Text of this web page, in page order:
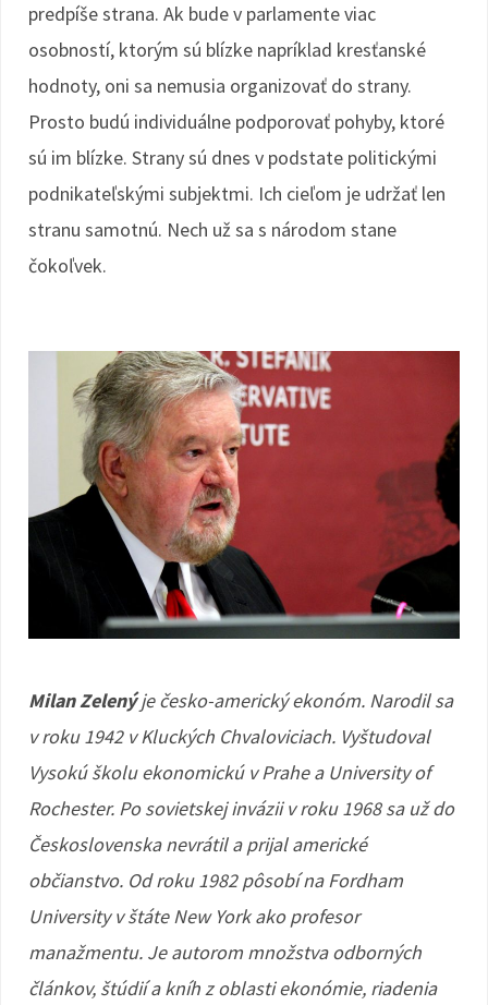
predpíše strana. Ak bude v parlamente viac
osobností, ktorým sú blízke napríklad kresťanské
hodnoty, oni sa nemusia organizovať do strany.
Prosto budú individuálne podporovať pohyby, ktoré
sú im blízke. Strany sú dnes v podstate politickými
podnikateľskými subjektmi. Ich cieľom je udržať len
stranu samotnú. Nech už sa s národom stane
čokoľvek.
Milan Zelenýje česko-americký ekonóm. Narodil sa
v roku 1942 v Kluckých Chvaloviciach. Vyštudoval
Vysokú školu ekonomickú v Prahe a University of
Rochester. Po sovietskej invázii v roku 1968 sa už do
Československa nevrátil a prijal americké
občianstvo. Od roku 1982 pôsobí na Fordham
University v štáte New York ako profesor
manažmentu. Je autorom množstva odborných
článkov, štúdií a kníh z oblasti ekonómie, riadenia